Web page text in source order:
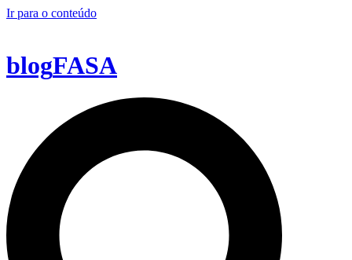
Ir para o conteúdo
blogFASA